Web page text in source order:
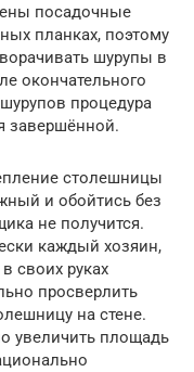
посадочные
планках, поэтому
шурупы в
окончательного
процедура
завершённой.
столешницы
и обойтись без
не получится.
каждый хозяин,
своих руках
просверлить
на стене.
увеличить площадь